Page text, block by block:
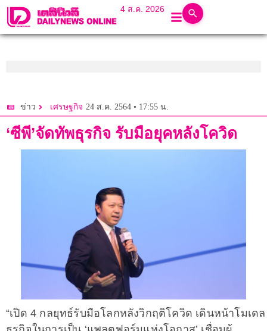
4 ส.ค. 2026
ข่าว เศรษฐกิจ 24 ส.ค. 2564 • 17:55 น.
‘ซีพี’จัดทัพธุรกิจ รับมือยุคหลังโควิด
“เปิด 4 กลยุทธ์รับมือโลกหลังวิกฤติโควิด เดินหน้าโมเดล